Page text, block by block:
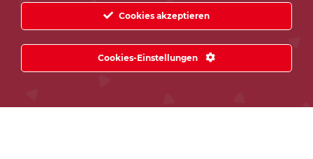
Cookies akzeptieren
Cookies-Einstellungen